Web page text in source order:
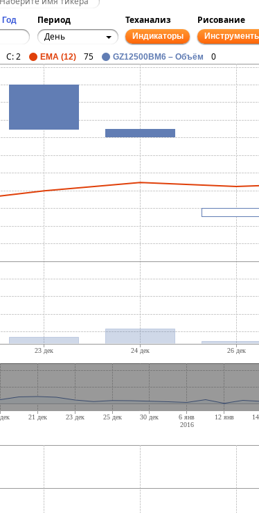
Год Период Теханализ Рисование
День Индикаторы
C:2 EMA (12) 75 GZ12500BM6 – Объём 0